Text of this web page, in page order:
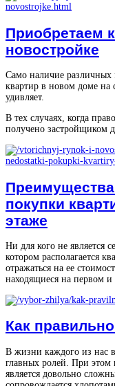
Приобретаем
новостройке
Само наличие различных
квартир в новом доме на
удивляет.
В тех случаях, когда
получено застройщиком
Преимущества
покупки
этаже
Ни для кого не является
котором располагается
отражаться на ее
находящиеся на первом
Как
В жизни каждого из нас
главных ролей. При этом
является довольно